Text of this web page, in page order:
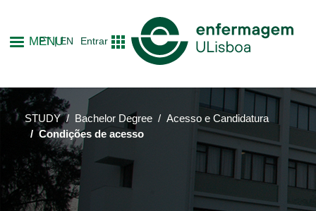
to
main
content
MENU
PT EN Entrar
STUDY Bachelor Degree
Acesso e Candidatura
Condições de acesso